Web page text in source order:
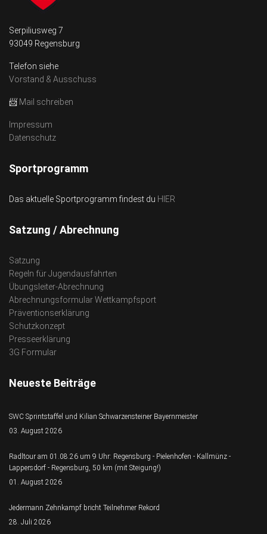
Serpiliusweg 7
93049 Regensburg
Telefon siehe
Vorstand & Ausschuss
📨 Mail schreiben
Impressum
Datenschutz
Sportprogramm
Das aktuelle Sportprogramm findest du HIER
Satzung / Abrechnung
Satzung
Regeln für Jugendausfahrten
Übungsleiter-Abrechnung
Abrechnungsformular Wettkampfsport
Präventionserklärung
Schutzkonzept
Presseerklärung
3G Formular
Neueste Beiträge
SWC Sprintstaffel und Kilian Schwarzensteiner Bayernmeister
03. August 2026
Radltour am 01.08.26 um 9 Uhr: Regensburg - Pielenhofen - Kallmünz -
Lappersdorf - Regensburg, 50 km (mit Steigung!)
01. August 2026
Jedermann Zehnkampf bricht Teilnehmer Rekord
28. Juli 2026